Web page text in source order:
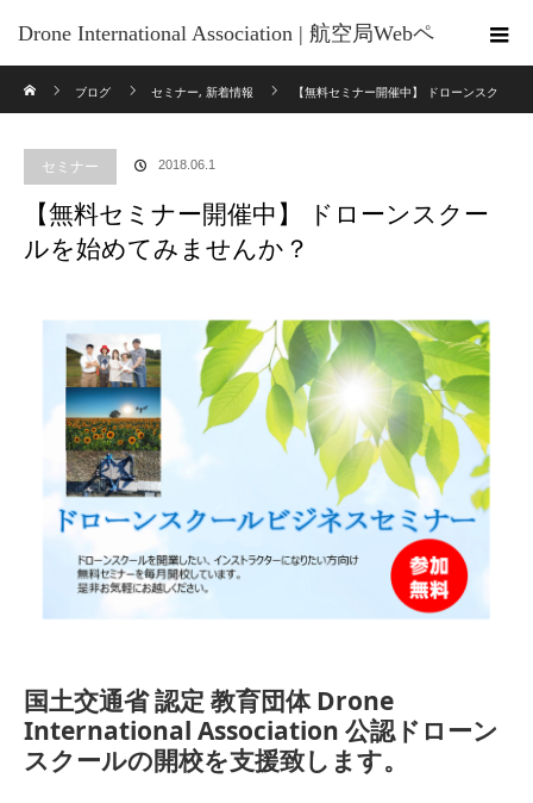
Drone International Association | 航空局Webペ
ージの 「無人航空機の講習団体及び管理団
体一覧」 に掲載されています
ブログ
セミナー, 新着情報 【無料セミナー開催中】 ドローンスク
セミナー 2018.06.1
【無料セミナー開催中】 ドローンスクー
ルを始めてみませんか？
国土交通省 認定 教育団体 Drone
International Association 公認ドローン
スクールの開校を支援致します。